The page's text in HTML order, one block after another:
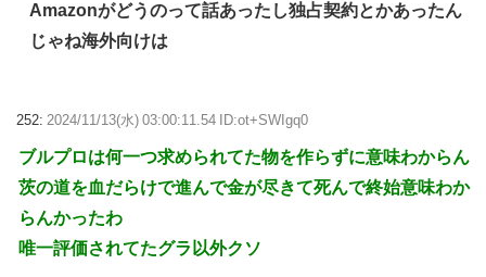
Amazonがどうのって話あったし独占契約とかあったん
じゃね海外向けは
252: 2024/11/13(水) 03:00:11.54 ID:ot+SWIgq0
ブルプロは何一つ求められてた物を作らずに意味わからん
茨の道を血だらけで進んで金が尽きて死んで終始意味わか
らんかったわ
唯一評価されてたグラ以外クソ